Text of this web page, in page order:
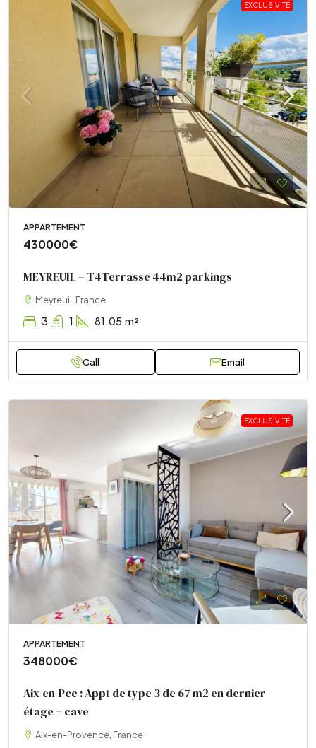
EXCLUSIVITÉ
APPARTEMENT
430000€
MEYREUlL – T4Terrasse 44m2 parkings
Meyreuil, France
3 1 81.05 m²
Call Email
EXCLUSIVITÉ
APPARTEMENT
348000€
Aix-en-Pce : Appt de type 3 de 67 m2 en dernier
étage + cave
Aix-en-Provence, France